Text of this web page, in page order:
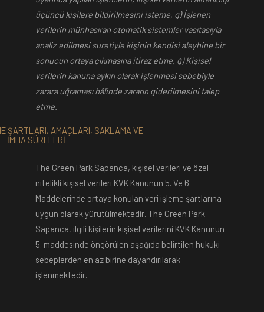
üçüncü kişilere bildirilmesini isteme, g) İşlenen
verilerin münhasıran otomatik sistemler vasıtasıyla
analiz edilmesi suretiyle kişinin kendisi aleyhine bir
sonucun ortaya çıkmasına itiraz etme, ğ) Kişisel
verilerin kanuna aykırı olarak işlenmesi sebebiyle
zarara uğraması hâlinde zararın giderilmesini talep
etme.
ŞARTLARI, AMAÇLARI, SAKLAMA VE
İMHA SÜRELERİ
The Green Park Sapanca, kişisel verileri ve özel
nitelikli kişisel verileri KVK Kanunun 5. Ve 6.
Maddelerinde ortaya konulan veri işleme şartlarına
uygun olarak yürütülmektedir. The Green Park
Sapanca, ilgili kişilerin kişisel verilerini KVK Kanunun
5. maddesinde öngörülen aşağıda belirtilen hukuki
sebeplerden en az birine dayandırılarak
işlenmektedir.